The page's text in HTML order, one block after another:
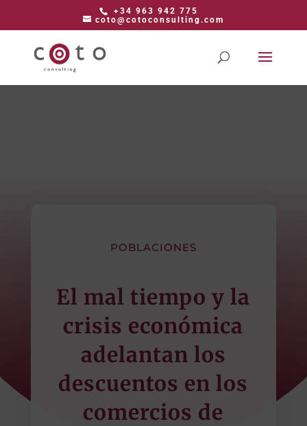
+34 963 942 775
coto@cotoconsulting.com
POBLACIONES
El mal tiempo y la
crisis económica
adelantan los
descuentos en los
comercios de